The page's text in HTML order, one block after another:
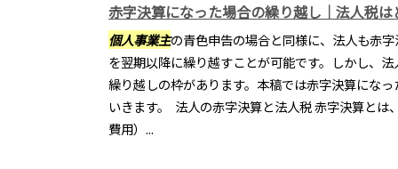
赤字決算になった場合の繰り越し｜法人税は
個人事業主の青色申告の場合と同様に、法人も赤
を翌期以降に繰り越すことが可能です。しかし、
繰り越しの枠があります。本稿では赤字決算にな
いきます。 法人の赤字決算と法人税 赤字決算とは
費用）...